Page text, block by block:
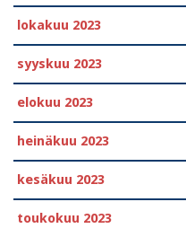
lokakuu 2023
syyskuu 2023
elokuu 2023
heinäkuu 2023
kesäkuu 2023
toukokuu 2023